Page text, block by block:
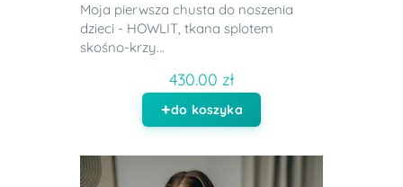
Moja pierwsza chusta do noszenia
dzieci - HOWLIT, tkana splotem
skośno-krzy...
430.00 zł
do koszyka